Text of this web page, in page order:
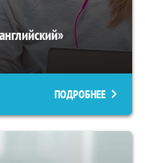
ПОДРОБНЕЕ